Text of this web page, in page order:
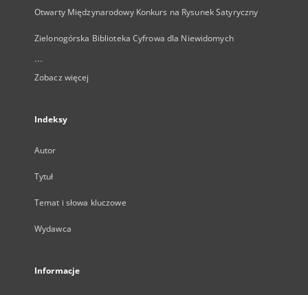
Otwarty Międzynarodowy Konkurs na Rysunek Satyryczny
Zielonogórska Biblioteka Cyfrowa dla Niewidomych
...
Zobacz więcej
Indeksy
Autor
Tytuł
Temat i słowa kluczowe
Wydawca
Informacje